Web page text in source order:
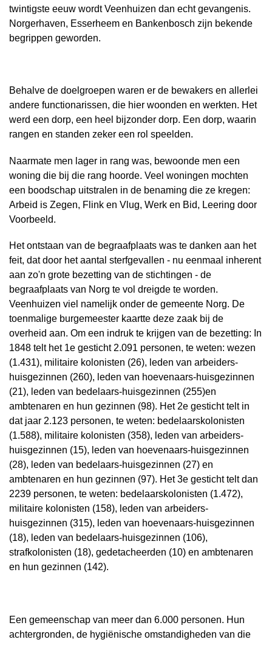
twintigste eeuw wordt Veenhuizen dan echt gevangenis.
Norgerhaven, Esserheem en Bankenbosch zijn bekende
begrippen geworden.
Behalve de doelgroepen waren er de bewakers en allerlei
andere functionarissen, die hier woonden en werkten. Het
werd een dorp, een heel bijzonder dorp. Een dorp, waarin
rangen en standen zeker een rol speelden.
Naarmate men lager in rang was, bewoonde men een
woning die bij die rang hoorde. Veel woningen mochten
een boodschap uitstralen in de benaming die ze kregen:
Arbeid is Zegen, Flink en Vlug, Werk en Bid, Leering door
Voorbeeld.
Het ontstaan van de begraafplaats was te danken aan het
feit, dat door het aantal sterfgevallen - nu eenmaal inherent
aan zo'n grote bezetting van de stichtingen - de
begraafplaats van Norg te vol dreigde te worden.
Veenhuizen viel namelijk onder de gemeente Norg. De
toenmalige burgemeester kaartte deze zaak bij de
overheid aan. Om een indruk te krijgen van de bezetting: In
1848 telt het 1e gesticht 2.091 personen, te weten: wezen
(1.431), militaire kolonisten (26), leden van arbeiders-
huisgezinnen (260), leden van hoevenaars-huisgezinnen
(21), leden van bedelaars-huisgezinnen (255)en
ambtenaren en hun gezinnen (98). Het 2e gesticht telt in
dat jaar 2.123 personen, te weten: bedelaarskolonisten
(1.588), militaire kolonisten (358), leden van arbeiders-
huisgezinnen (15), leden van hoevenaars-huisgezinnen
(28), leden van bedelaars-huisgezinnen (27) en
ambtenaren en hun gezinnen (97). Het 3e gesticht telt dan
2239 personen, te weten: bedelaarskolonisten (1.472),
militaire kolonisten (158), leden van arbeiders-
huisgezinnen (315), leden van hoevenaars-huisgezinnen
(18), leden van bedelaars-huisgezinnen (106),
strafkolonisten (18), gedetacheerden (10) en ambtenaren
en hun gezinnen (142).
Een gemeenschap van meer dan 6.000 personen. Hun
achtergronden, de hygiënische omstandigheden van die